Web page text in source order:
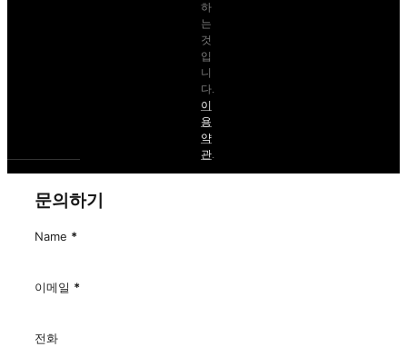
하
는
것
입
니
다.
이
용
약
관.
문의하기
Name *
이메일 *
전화